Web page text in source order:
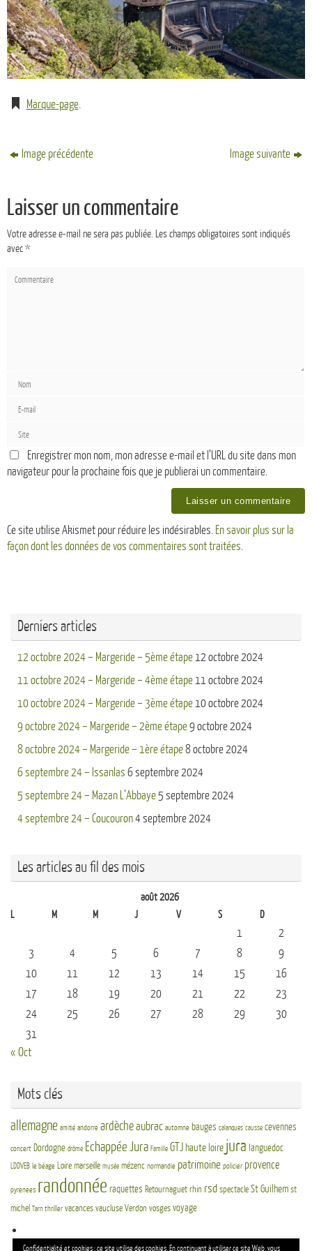
Marque-page.
Image précédente Image suivante
Laisser un commentaire
Votre adresse e-mail ne sera pas publiée. Les champs obligatoires sont indiqués
avec*
Enregistrer mon nom, mon adresse e-mail et l’URL du site dans mon
navigateur pour la prochaine fois que je publierai un commentaire.
Ce site utilise Akismet pour réduire les indésirables. En savoir plus sur la
façon dont les données de vos commentaires sont traitées.
Derniers articles
12 octobre 2024 – Margeride – 5ème étape12 octobre 2024
11 octobre 2024 – Margeride – 4ème étape11 octobre 2024
10 octobre 2024 – Margeride – 3ème étape10 octobre 2024
9 octobre 2024 – Margeride – 2ème étape9 octobre 2024
8 octobre 2024 – Margeride – 1ère étape8 octobre 2024
6 septembre 24 – Issanlas 6 septembre 2024
5 septembre 24 – Mazan L’Abbaye 5 septembre 2024
4 septembre 24 – Coucouron4 septembre 2024
Les articles au fil des mois
août 2026
L
M M J V S D
1
2
3
4 5 6 7 8
9
10
11 12 13 14 15
16
17
18 19 20 21 22
23
24
25 26 27 28 29
30
31
« Oct
Mots clés
allemagne amitié andorre ardècheaubrac automne bauges calanques causse cevennes
concert Dordogne drôme Echappée Jura Famille GTJ haute loire jura languedoc
LDDVEB le béage Loire marseille musée mézenc normandie patrimoine policier provence
pyrenees randonnée raquettes Retournaguet rhin rsd spectacle St Guilhem st
michel Tarn thriller vacances vaucluse Verdon vosges voyage
Confidentialité et cookies : ce site utilise des cookies. En continuant à utiliser ce site Web, vous